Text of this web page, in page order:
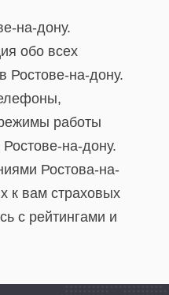
на-дону.
обо всех
Ростове-на-дону.
работы
на-дону.
Ростова-на-
к вам страховых
с рейтингами и